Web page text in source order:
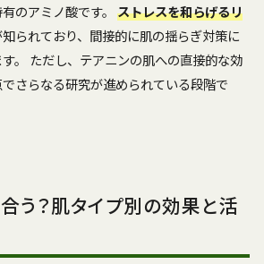
のアミノ酸です。 ストレスを和らげるリ
られており、間接的に肌の揺らぎ対策に
。 ただし、テアニンの肌への直接的な効
さらなる研究が進められている段階で
う？肌タイプ別の効果と活